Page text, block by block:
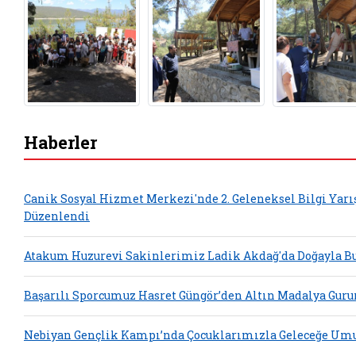
Haberler
Canik Sosyal Hizmet Merkezi'nde 2. Geleneksel Bilgi
Düzenlendi
Atakum Huzurevi Sakinlerimiz Ladik Akdağ'da Doğayla
Başarılı Sporcumuz Hasret Güngör’den Altın Madalya
Nebiyan Gençlik Kampı’nda Çocuklarımızla Geleceğe